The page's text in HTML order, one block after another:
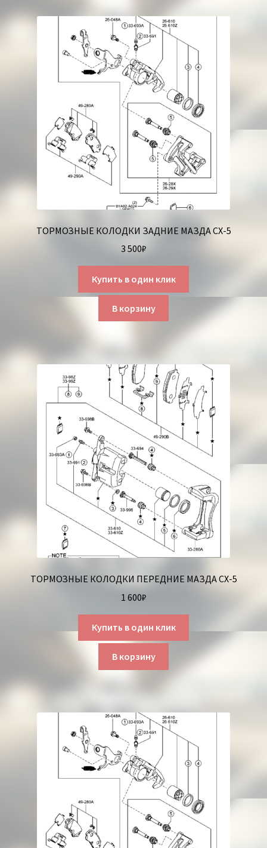
ТОРМОЗНЫЕ КОЛОДКИ ЗАДНИЕ МАЗДА СХ-5
3 500₽
Купить в один клик
В корзину
ТОРМОЗНЫЕ КОЛОДКИ ПЕРЕДНИЕ МАЗДА СХ-5
1 600₽
Купить в один клик
В корзину